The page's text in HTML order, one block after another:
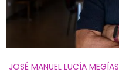
JOSÉ MANUEL LUCÍA MEGÍAS